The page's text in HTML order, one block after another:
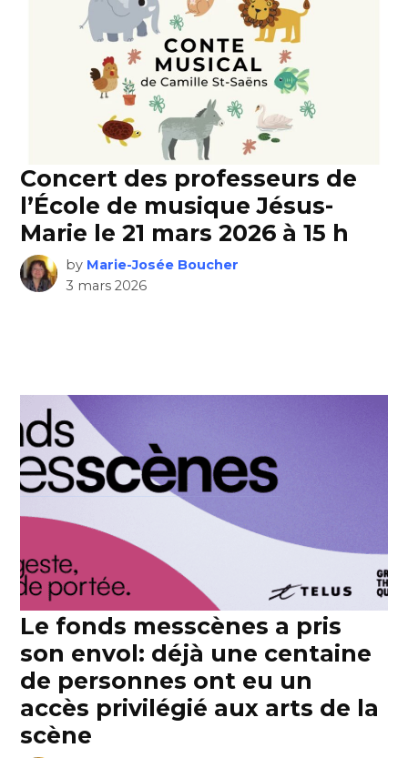
Concert des professeurs de
l’École de musique Jésus-
Marie le 21 mars 2026 à 15 h
by Marie-Josée Boucher
3 mars 2026
Le fonds messcènes a pris
son envol: déjà une centaine
de personnes ont eu un
accès privilégié aux arts de la
scène